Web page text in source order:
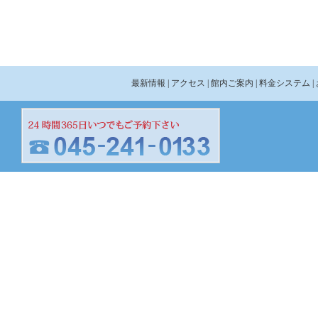
最新情報 | アクセス | 館内ご案内 | 料金システム